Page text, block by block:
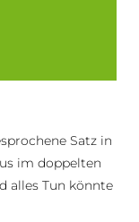
Satz in
im doppelten
alles Tun könnte